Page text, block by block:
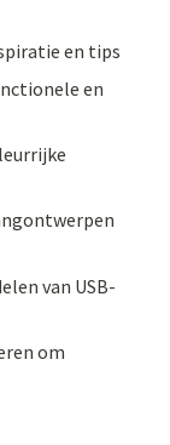
en tips
en
van USB-
om